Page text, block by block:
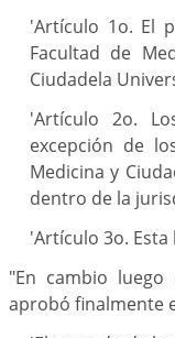
'Artículo 1o. El
Facultad de
Ciudadela
'Artículo 2o.
excepción de
Medicina y
dentro de la
'Artículo 3o.
"En cambio
aprobó finalmente